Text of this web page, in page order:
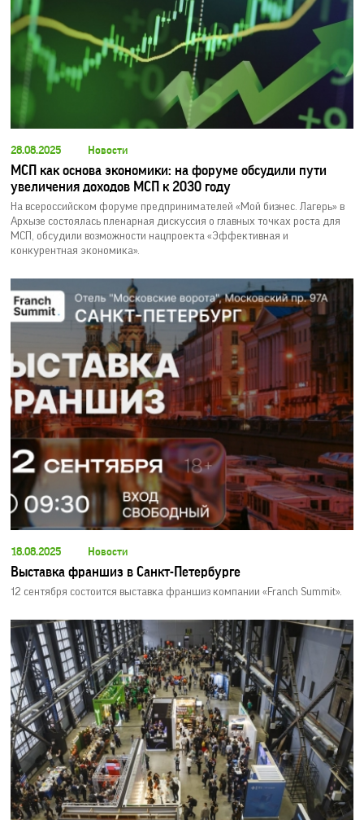
28.08.2025 Новости
МСП как основа экономики: на форуме обсудили пути
увеличения доходов МСП к 2030 году
На всероссийском форуме предпринимателей «Мой бизнес. Лагерь» в
Архызе состоялась пленарная дискуссия о главных точках роста для
МСП, обсудили возможности нацпроекта «Эффективная и
конкурентная экономика».
18.08.2025 Новости
Выставка франшиз в Санкт-Петербурге
12 сентября состоится выставка франшиз компании «Franch Summit».